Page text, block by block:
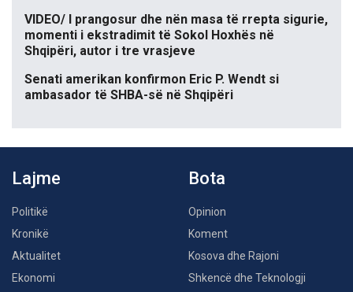
VIDEO/ I prangosur dhe nën masa të rrepta sigurie,
momenti i ekstradimit të Sokol Hoxhës në
Shqipëri, autor i tre vrasjeve
Senati amerikan konfirmon Eric P. Wendt si
ambasador të SHBA-së në Shqipëri
Lajme
Politikë
Kronikë
Aktualitet
Ekonomi
Bota
Opinion
Koment
Kosova dhe Rajoni
Shkencë dhe Teknologji